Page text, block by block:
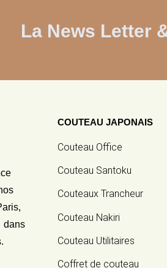
La News Letter
dans
COUTEAU JAPONAIS
Couteau Office
Couteau Santoku
Couteaux Trancheur
Couteau Nakiri
Couteau Utilitaires
Coffret de couteau